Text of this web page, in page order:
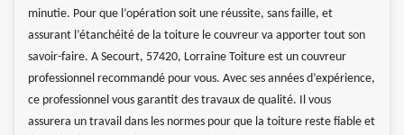
minutie. Pour que l’opération soit une réussite, sans faille, et
assurant l’étanchéité de la toiture le couvreur va apporter tout son
savoir-faire. A Secourt, 57420, Lorraine Toiture est un couvreur
professionnel recommandé pour vous. Avec ses années d’expérience,
ce professionnel vous garantit des travaux de qualité. Il vous
assurera un travail dans les normes pour que la toiture reste fiable et